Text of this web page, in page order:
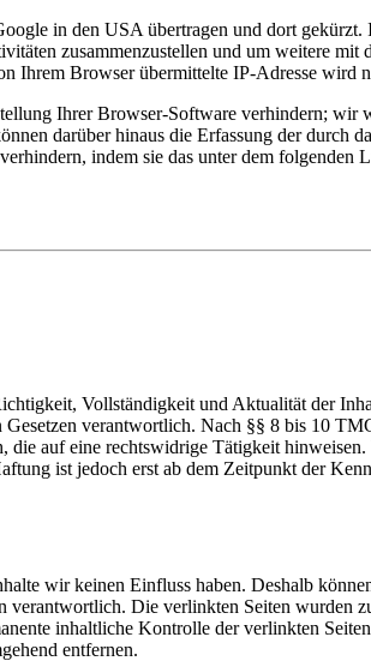
in den USA übertragen und dort
zusammenzustellen und um weitere
Ihrem Browser übermittelte IP-Adresse wird
Ihrer Browser-Software verhindern;
darüber hinaus die Erfassung der durch
indem sie das unter dem
Vollständigkeit und Aktualität der
verantwortlich. Nach §§ 8 bis 10
die auf eine rechtswidrige Tätigkeit
ist jedoch erst ab dem Zeitpunkt der
wir keinen Einfluss haben. Deshalb
verantwortlich. Die verlinkten Seiten
inhaltliche Kontrolle der verlinkten
entfernen.